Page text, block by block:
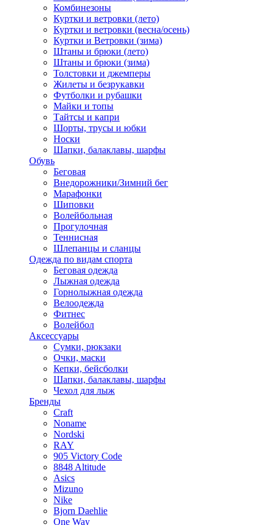
Комбинезоны
Куртки и ветровки (лето)
Куртки и ветровки (весна/осень)
Куртки и Ветровки (зима)
Штаны и брюки (лето)
Штаны и брюки (зима)
Толстовки и джемперы
Жилеты и безрукавки
Футболки и рубашки
Майки и топы
Тайтсы и капри
Шорты, трусы и юбки
Носки
Шапки, балаклавы, шарфы
Обувь
Беговая
Внедорожники/Зимний бег
Марафонки
Шиповки
Волейбольная
Прогулочная
Теннисная
Шлепанцы и сланцы
Одежда по видам спорта
Беговая одежда
Лыжная одежда
Горнолыжная одежда
Велоодежда
Фитнес
Волейбол
Аксессуары
Сумки, рюкзаки
Очки, маски
Кепки, бейсболки
Шапки, балаклавы, шарфы
Чехол для лыж
Бренды
Craft
Noname
Nordski
RAY
905 Victory Code
8848 Altitude
Asics
Mizuno
Nike
Bjorn Daehlie
One Way